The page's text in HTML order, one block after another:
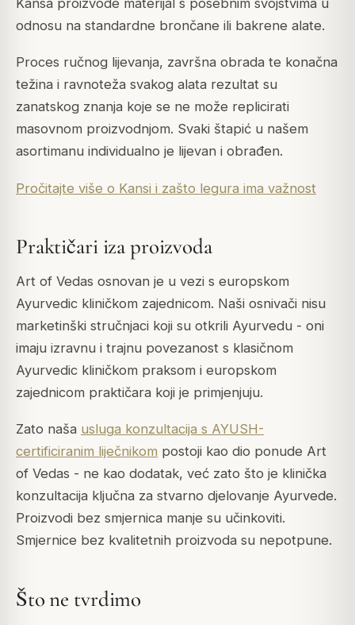
Kansa proizvode materijal s posebnim svojstvima u
odnosu na standardne brončane ili bakrene alate.
Proces ručnog lijevanja, završna obrada te konačna
težina i ravnoteža svakog alata rezultat su
zanatskog znanja koje se ne može replicirati
masovnom proizvodnjom. Svaki štapić u našem
asortimanu individualno je lijevan i obrađen.
Pročitajte više o Kansi i zašto legura ima važnost
Praktičari iza proizvoda
Art of Vedas osnovan je u vezi s europskom
Ayurvedic kliničkom zajednicom. Naši osnivači nisu
marketinški stručnjaci koji su otkrili Ayurvedu - oni
imaju izravnu i trajnu povezanost s klasičnom
Ayurvedic kliničkom praksom i europskom
zajednicom praktičara koji je primjenjuju.
Zato naša usluga konzultacija s AYUSH-
certificiranim liječnikom postoji kao dio ponude Art
of Vedas - ne kao dodatak, već zato što je klinička
konzultacija ključna za stvarno djelovanje Ayurvede.
Proizvodi bez smjernica manje su učinkoviti.
Smjernice bez kvalitetnih proizvoda su nepotpune.
Što ne tvrdimo